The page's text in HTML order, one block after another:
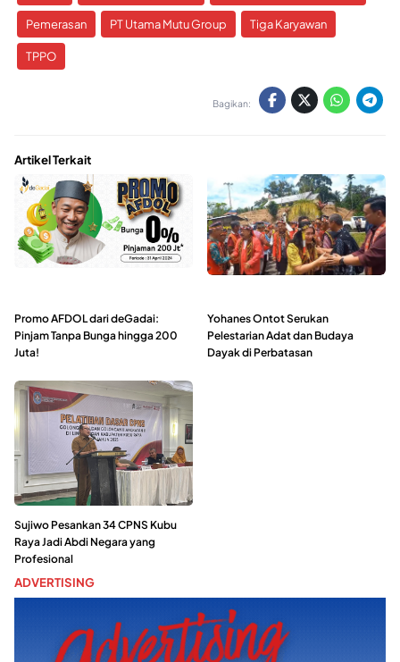
Pemerasan PT Utama Mutu Group Tiga Karyawan
TPPO
Bagikan:
Artikel Terkait
Promo AFDOL dari deGadai:
Pinjam Tanpa Bunga hingga 200
Juta!
Yohanes Ontot Serukan
Pelestarian Adat dan Budaya
Dayak di Perbatasan
Sujiwo Pesankan 34 CPNS Kubu
Raya Jadi Abdi Negara yang
Profesional
ADVERTISING